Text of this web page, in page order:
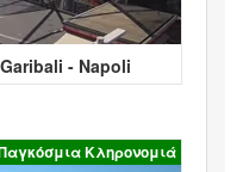
- Napoli
Κληρονομιά